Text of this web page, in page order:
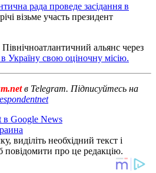
рада проведе засідання в
візьме участь президент
альянс через
в Україну свою оціночну місію.
в Telegram. Підписуйтесь на
в Google News
виділіть необхідний текст і
повідомити про це редакцію.